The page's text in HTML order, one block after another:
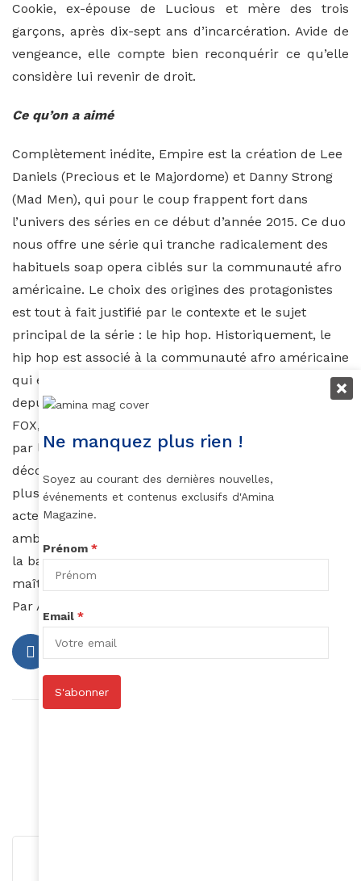
Cookie, ex-épouse de Lucious et mère des trois
garçons, après dix-sept ans d’incarcération. Avide de
vengeance, elle compte bien reconquérir ce qu’elle
considère lui revenir de droit.
Ce qu’on a aimé
Complètement inédite, Empire est la création de Lee
Daniels (Precious et le Majordome) et Danny Strong
(Mad Men), qui pour le coup frappent fort dans
l’univers des séries en ce début d’année 2015. Ce duo
nous offre une série qui tranche radicalement des
habituels soap opera ciblés sur la communauté afro
américaine. Le choix des origines des protagonistes
est tout à fait justifié par le contexte et le sujet
principal de la série : le hip hop. Historiquement, le
hip hop est associé à la communauté afro américaine
qui en a fait un mouvement d’expression . Diffusée
depuis le 7 janvier sur le réseau de diffusion de la
FOX, Empire a été la nouvelle série la mieux notée
par les téléspectateurs. La qualité de l’image et des
décors accrochant tout de suite l’œil, est d’autant
plus sublimée par le jeu magistral de talentueux
acteurs à découvrir ou redécouvrir. Le tout, dans une
ambiance musicale où se mêle R’N’B et HIP HOP dont
la bande originale est entièrement produite par un
maître du genre : Timbaland. A voir absolument!
Par Auzouhat Gnaoré
Ne manquez plus rien !
Soyez au courant des dernières nouvelles,
événements et contenus exclusifs d'Amina
Magazine.
Prénom *
Email *
S'abonner